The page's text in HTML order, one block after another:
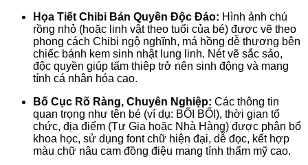
Họa Tiết Chibi Bản Quyền Độc Đáo: Hình ảnh chú
rồng nhỏ (hoặc linh vật theo tuổi của bé) được vẽ theo
phong cách Chibi ngộ nghĩnh, má hồng dễ thương bên
chiếc bánh kem sinh nhật lung linh. Nét vẽ sắc sảo,
độc quyền giúp tấm thiệp trở nên sinh động và mang
tính cá nhân hóa cao.
Bố Cục Rõ Ràng, Chuyên Nghiệp: Các thông tin
quan trọng như tên bé (ví dụ: BỐI BỐI), thời gian tổ
chức, địa điểm (Tư Gia hoặc Nhà Hàng) được phân bổ
khoa học, sử dụng font chữ hiện đại, dễ đọc, kết hợp
màu chữ nâu cam đồng điệu mang tính thẩm mỹ cao.